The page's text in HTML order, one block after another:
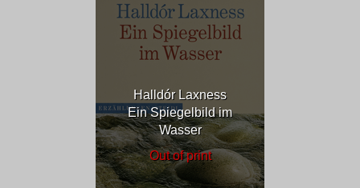
Halldór Laxness
Ein Spiegelbild im
Wasser
Out of print